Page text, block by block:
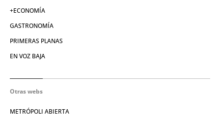
+ECONOMÍA
GASTRONOMÍA
PRIMERAS PLANAS
EN VOZ BAJA
Otras webs
METRÓPOLI ABIERTA